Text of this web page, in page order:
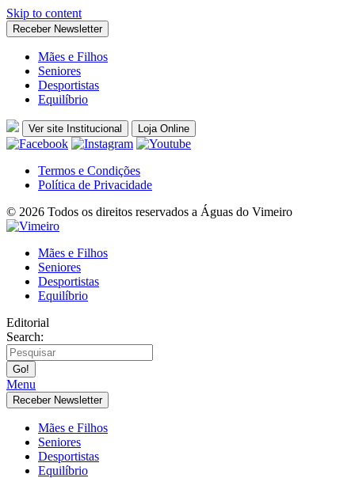
Skip to content
Receber Newsletter
Mães e Filhos
Seniores
Desportistas
Equilíbrio
Ver site Institucional Loja Online
Termos e Condições
Política de Privacidade
© 2026 Todos os direitos reservados a Águas do Vimeiro
Mães e Filhos
Seniores
Desportistas
Equilíbrio
Editorial
Search:
Menu
Receber Newsletter
Mães e Filhos
Seniores
Desportistas
Equilíbrio